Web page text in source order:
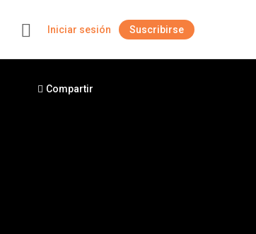
Iniciar sesión Suscribirse
Compartir